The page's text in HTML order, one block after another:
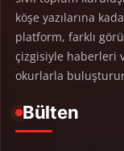
köşe yazılarına
platform, farklı
çizgisiyle haberleri
okurlarla
Bülten